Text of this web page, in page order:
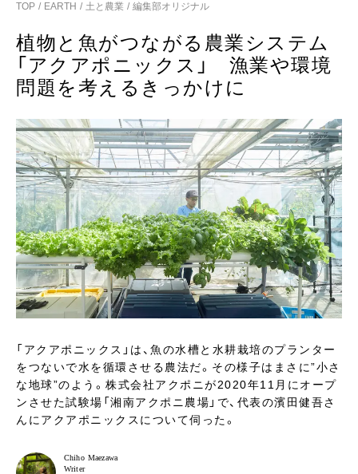
TOP EARTH 土と農業 編集部オリジナル
植物と魚がつながる農業システム
「アクアポニックス」 漁業や環境
問題を考えるきっかけに
「アクアポニックス」は、魚の水槽と水耕栽培のプランター
をつないで水を循環させる農法だ。その様子はまさに”小さ
な地球”のよう。株式会社アクポニが2020年11月にオープ
ンさせた試験場「湘南アクポニ農場」で、代表の濱田健吾さ
んにアクアポニックスについて伺った。
Chiho Maezawa
Writer